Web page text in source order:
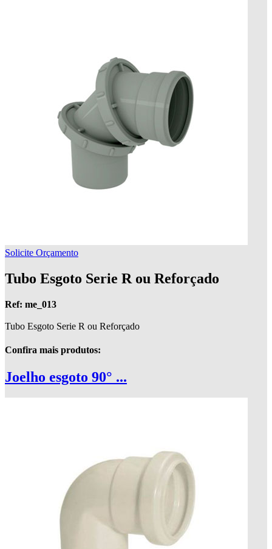
Solicite Orçamento
Tubo Esgoto Serie R ou Reforçado
Ref: me_013
Tubo Esgoto Serie R ou Reforçado
Confira mais produtos:
Joelho esgoto 90° ...